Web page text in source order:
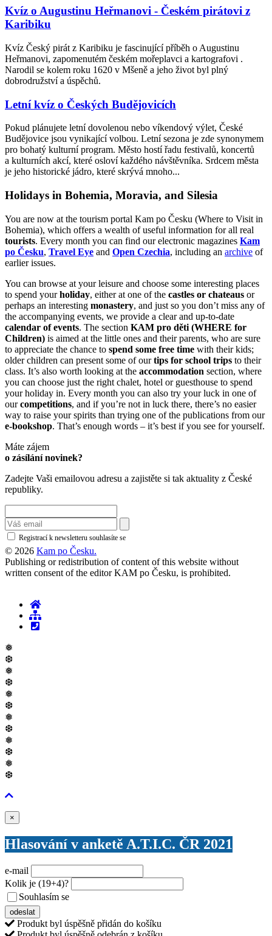
Kvíz o Augustinu Heřmanovi - Českém pirátovi z
Karibiku
Kvíz Český pirát z Karibiku je fascinující příběh o Augustinu
Heřmanovi, zapomenutém českém mořeplavci a kartografovi .
Narodil se kolem roku 1620 v Mšeně a jeho život byl plný
dobrodružství a úspěchů.
Letní kvíz o Českých Budějovicích
Pokud plánujete letní dovolenou nebo víkendový výlet, České
Budějovice jsou vynikající volbou. Letní sezona je zde synonymem
pro bohatý kulturní program. Město hostí řadu festivalů, koncertů
a kulturních akcí, které osloví každého návštěvníka. Srdcem města
je jeho historické jádro, které skrývá mnoho...
Holidays in Bohemia, Moravia, and Silesia
You are now at the tourism portal Kam po Česku (Where to Visit in
Bohemia), which offers a wealth of useful information for all real
tourists. Every month you can find our electronic magazines Kam
po Česku, Travel Eye and Open Czechia, including an archive of
earlier issues.
You can browse at your leisure and choose some interesting places
to spend yourholiday, either at one of the castles or chateaus or
perhaps an interesting monastery, and just so you don’t miss any of
the accompanying events, we provide a clear and up-to-date
calendar of events. The section KAM pro děti (WHERE for
Children) is aimed at the little ones and their parents, who are sure
to appreciate the chance to spend some free time with their kids;
older children can present some of ourtips for school trips to their
class. It’s also worth looking at the accommodation section, where
you can choose just the right chalet, hotel or guesthouse to spend
your holiday in. Every month you can also try your luck in one of
ourcompetitions, and if you’re not in luck there, there’s no easier
way to raise your spirits than trying one of the publications from our
e-bookshop. That’s enough words – it’s best if you see for yourself.
Máte zájem
o zásílání novinek?
Zadejte Vaši emailovou adresu a zajistěte si tak aktuality z České
republiky.
Registrací k newsletteru souhlasíte se
© 2026 Kam po Česku.
Publishing or redistribution of content of this website without
written consent of the editor KAM po Česku, is prohibited.
❅
❆
❅
❆
❅
❆
❅
❆
❅
❆
❅
❆
×
Hlasování v anketě A.T.I.C. ČR 2021
e-mail
Kolik je (19+4)?
Souhlasím se
odeslat
Produkt byl úspěšně přidán do košíku